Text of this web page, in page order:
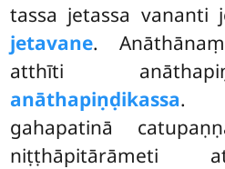
tassa jetassa vananti
jetavane.
atthīti
anāthapiṇḍikassa.
gahapatinā
niṭṭhāpitārāmeti